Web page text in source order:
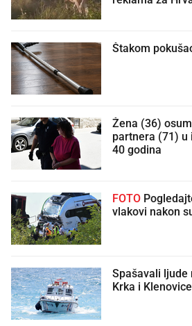
Štakom
Žena (36)
partnera (71) u
40 godina
FOTO
vlakovi nakon
Spašavali ljude
Krka i